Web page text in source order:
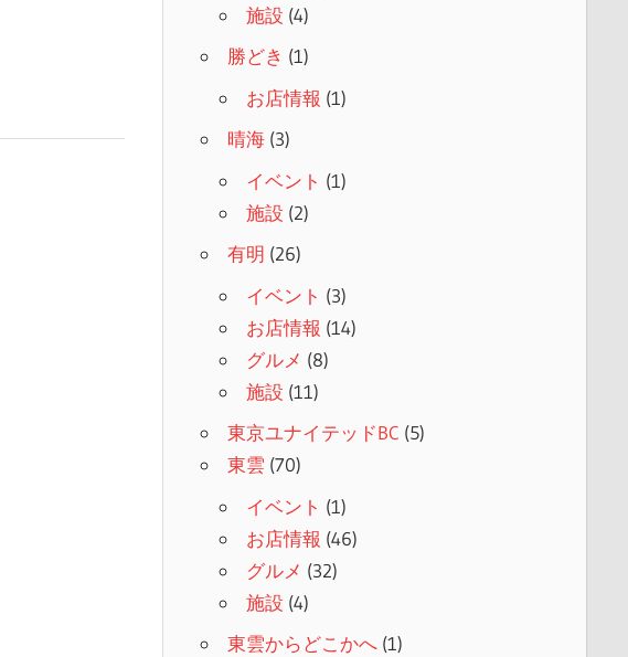
施設 (4)
勝どき (1)
お店情報 (1)
晴海(3)
イベント (1)
施設 (2)
有明 (26)
イベント (3)
お店情報 (14)
グルメ (8)
施設 (11)
東京ユナイテッドBC (5)
東雲 (70)
イベント (1)
お店情報 (46)
グルメ (32)
施設 (4)
東雲からどこかへ(1)